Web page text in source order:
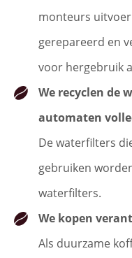
monteurs
gerepareerd en
voor hergebruik
We recyclen de
automaten
De waterfilters
gebruiken
waterfilters.
We kopen
Als duurzame